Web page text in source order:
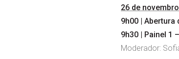
26 de
9h00 | Abertura
9h30 |
Painel 1
Moderador: